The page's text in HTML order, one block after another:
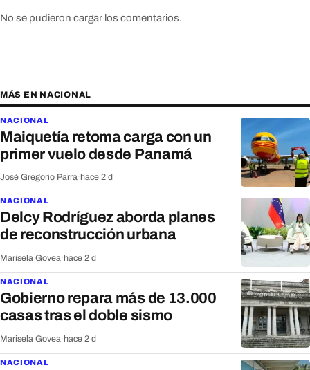
No se pudieron cargar los comentarios.
MÁS EN NACIONAL
NACIONAL
Maiquetía retoma carga con un
primer vuelo desde Panamá
José Gregorio Parra hace 2 d
NACIONAL
Delcy Rodríguez aborda planes
de reconstrucción urbana
Marisela Govea hace 2 d
NACIONAL
Gobierno repara más de 13.000
casas tras el doble sismo
Marisela Govea hace 2 d
NACIONAL